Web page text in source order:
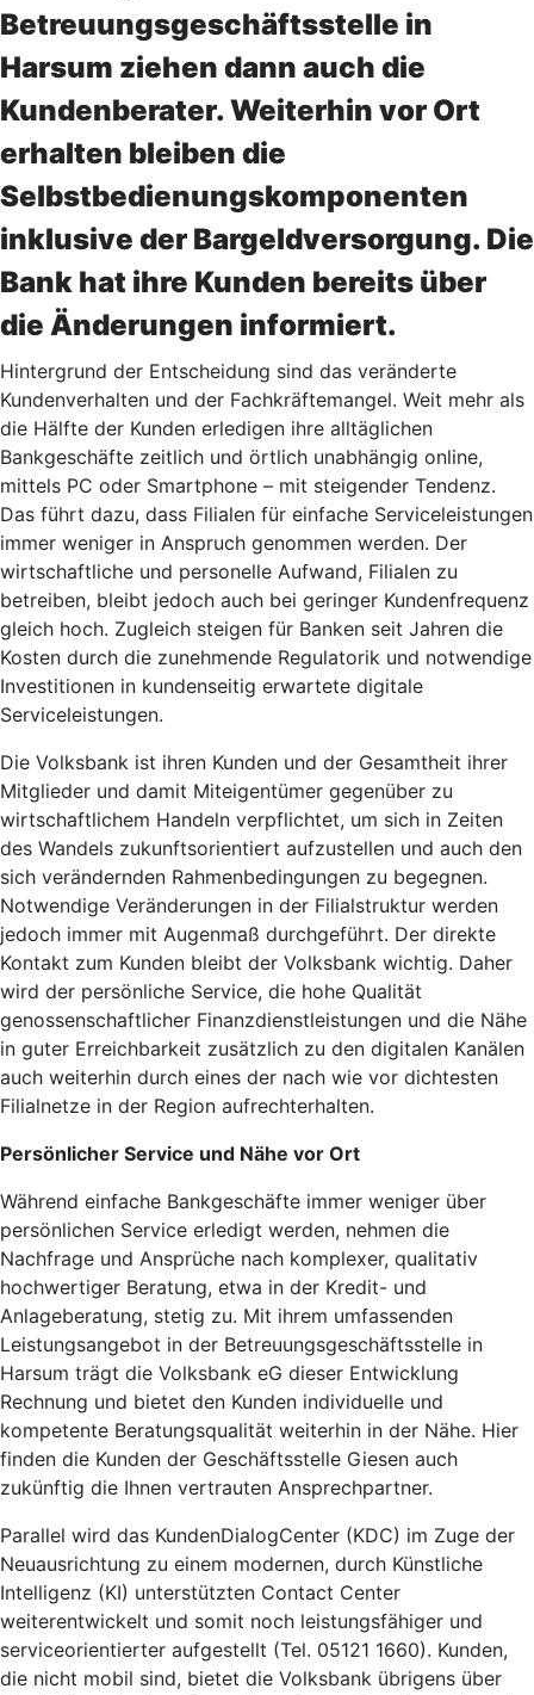
Betreuungsgeschäftsstelle in
Harsum ziehen dann auch die
Kundenberater. Weiterhin vor Ort
erhalten bleiben die
Selbstbedienungskomponenten
inklusive der Bargeldversorgung. Die
Bank hat ihre Kunden bereits über
die Änderungen informiert.
Hintergrund der Entscheidung sind das veränderte
Kundenverhalten und der Fachkräftemangel. Weit mehr als
die Hälfte der Kunden erledigen ihre alltäglichen
Bankgeschäfte zeitlich und örtlich unabhängig online,
mittels PC oder Smartphone – mit steigender Tendenz.
Das führt dazu, dass Filialen für einfache Serviceleistungen
immer weniger in Anspruch genommen werden. Der
wirtschaftliche und personelle Aufwand, Filialen zu
betreiben, bleibt jedoch auch bei geringer Kundenfrequenz
gleich hoch. Zugleich steigen für Banken seit Jahren die
Kosten durch die zunehmende Regulatorik und notwendige
Investitionen in kundenseitig erwartete digitale
Serviceleistungen.
Die Volksbank ist ihren Kunden und der Gesamtheit ihrer
Mitglieder und damit Miteigentümer gegenüber zu
wirtschaftlichem Handeln verpflichtet, um sich in Zeiten
des Wandels zukunftsorientiert aufzustellen und auch den
sich verändernden Rahmenbedingungen zu begegnen.
Notwendige Veränderungen in der Filialstruktur werden
jedoch immer mit Augenmaß durchgeführt. Der direkte
Kontakt zum Kunden bleibt der Volksbank wichtig. Daher
wird der persönliche Service, die hohe Qualität
genossenschaftlicher Finanzdienstleistungen und die Nähe
in guter Erreichbarkeit zusätzlich zu den digitalen Kanälen
auch weiterhin durch eines der nach wie vor dichtesten
Filialnetze in der Region aufrechterhalten.
Persönlicher Service und Nähe vor Ort
Während einfache Bankgeschäfte immer weniger über
persönlichen Service erledigt werden, nehmen die
Nachfrage und Ansprüche nach komplexer, qualitativ
hochwertiger Beratung, etwa in der Kredit- und
Anlageberatung, stetig zu. Mit ihrem umfassenden
Leistungsangebot in der Betreuungsgeschäftsstelle in
Harsum trägt die Volksbank eG dieser Entwicklung
Rechnung und bietet den Kunden individuelle und
kompetente Beratungsqualität weiterhin in der Nähe. Hier
finden die Kunden der Geschäftsstelle Giesen auch
zukünftig die Ihnen vertrauten Ansprechpartner.
Parallel wird das KundenDialogCenter (KDC) im Zuge der
Neuausrichtung zu einem modernen, durch Künstliche
Intelligenz (KI) unterstützten Contact Center
weiterentwickelt und somit noch leistungsfähiger und
serviceorientierter aufgestellt (Tel. 05121 1660). Kunden,
die nicht mobil sind, bietet die Volksbank übrigens über